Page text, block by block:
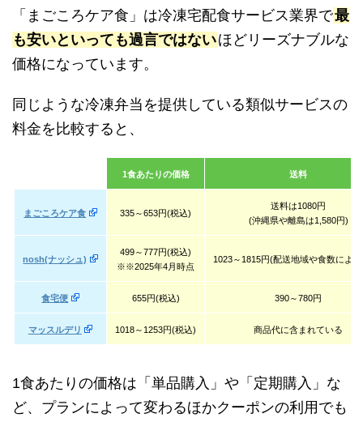
「まごころケア食」は冷凍宅配食サービス業界で最
も安いといっても過言ではないほどリーズナブルな
価格になっています。
同じような冷凍弁当を提供している類似サービスの
料金を比較すると、
1食あたりの価格 送料
まごころケア食 335～653円(税込)
送料は1080円
(沖縄県や離島は1,580円)
nosh(ナッシュ)
499～777円(税込)
※※2025年4月時点
1023～1815円(配送地域や食数によ
食宅便 655円(税込) 390～780円
マッスルデリ 1018～1253円(税込) 商品代に含まれている
1食あたりの価格は「単品購入」や「定期購入」な
ど、プランによって変わるほかクーポンの利用でも